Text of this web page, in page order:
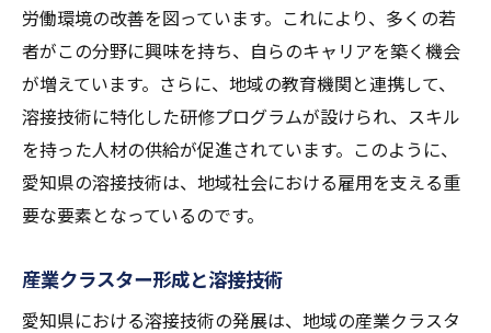
労働環境の改善を図っています。これにより、多くの若
者がこの分野に興味を持ち、自らのキャリアを築く機会
が増えています。さらに、地域の教育機関と連携して、
溶接技術に特化した研修プログラムが設けられ、スキル
を持った人材の供給が促進されています。このように、
愛知県の溶接技術は、地域社会における雇用を支える重
要な要素となっているのです。
産業クラスター形成と溶接技術
愛知県における溶接技術の発展は、地域の産業クラスタ